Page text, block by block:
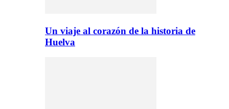
Un viaje al corazón de la historia de
Huelva